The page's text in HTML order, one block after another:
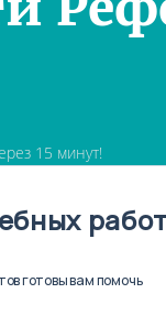
15 минут!
работ
готовы вам помочь